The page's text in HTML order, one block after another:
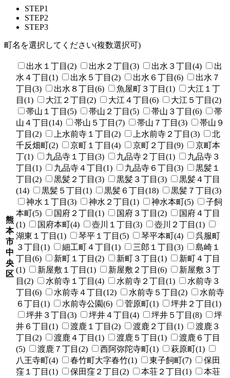
STEP1
STEP2
STEP3
町名を選択してください(複数選択可)
熊
本
市
中
央
区
出水１丁目(2) 出水２丁目(3) 出水３丁目(4)
出
水４丁目(1)
出水５丁目(2) 出水６丁目(6)
出水７
丁目(3)
出水８丁目(6) 魚屋町３丁目(1)
大江１丁
目(1)
大江２丁目(2) 大江４丁目(6)
大江５丁目(2)
帯山１丁目(5)
帯山２丁目(5) 帯山３丁目(6)
帯
山４丁目(14)
帯山５丁目(7) 帯山７丁目(3)
帯山９
丁目(2)
上水前寺１丁目(2) 上水前寺２丁目(3)
北
千反畑町(2)
京町１丁目(4) 京町２丁目(9)
京町本
丁(1)
九品寺１丁目(3) 九品寺２丁目(1)
九品寺３
丁目(1)
九品寺４丁目(1) 九品寺６丁目(3)
黒髪１
丁目(2)
黒髪２丁目(3) 黒髪３丁目(3)
黒髪４丁目
(14)
黒髪５丁目(1) 黒髪６丁目(18)
黒髪７丁目(3)
神水１丁目(3)
神水２丁目(1) 神水本町(5)
子飼
本町(5)
国府２丁目(1) 国府３丁目(2)
国府４丁目
(1)
国府本町(4) 壺川１丁目(3)
壺川２丁目(1)
湖東１丁目(1)
琴平１丁目(5) 琴平本町(4)
呉服町
３丁目(1)
細工町４丁目(1) 三郎１丁目(3)
島崎１
丁目(6)
新町１丁目(2) 新町３丁目(1)
新町４丁目
(1)
新屋敷１丁目(1) 新屋敷２丁目(6)
新屋敷３丁
目(2)
水前寺１丁目(4) 水前寺２丁目(1)
水前寺３
丁目(6)
水前寺４丁目(12) 水前寺５丁目(2)
水前寺
６丁目(1)
水前寺公園(6) 菅原町(1)
坪井２丁目(1)
坪井３丁目(3)
坪井４丁目(4) 坪井５丁目(8)
坪
井６丁目(1)
渡鹿１丁目(2) 渡鹿２丁目(1)
渡鹿３
丁目(2)
渡鹿４丁目(1) 渡鹿５丁目(1)
渡鹿６丁目
(5)
渡鹿７丁目(2) 西阿弥陀寺町(1)
萩原町(1)
八王寺町(4)
春竹町大字春竹(1) 東子飼町(7)
保田
窪１丁目(1)
保田窪２丁目(2) 本荘２丁目(1)
本荘